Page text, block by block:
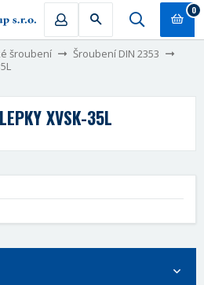
0
šroubení
Šroubení DIN 2353
XVSK-35L